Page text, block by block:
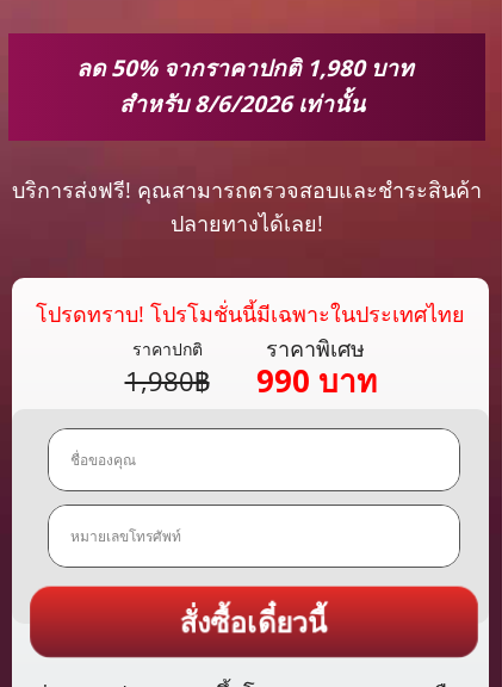
โปรดทราบ! โปรโมชั่นนี้มีเฉพาะในประเทศไทย
ราคาพิเศษ
990 บาท
ราคาปกติ
1,980฿
บริการส่งฟรี! คุณสามารถตรวจสอบและชำระสินค้า
ปลายทางได้เลย!
สั่งซื้อเดี๋ยวนี้
ลด 50% จากราคาปกติ 1,980 บาท
สำหรับ 8/6/2026 เท่านั้น